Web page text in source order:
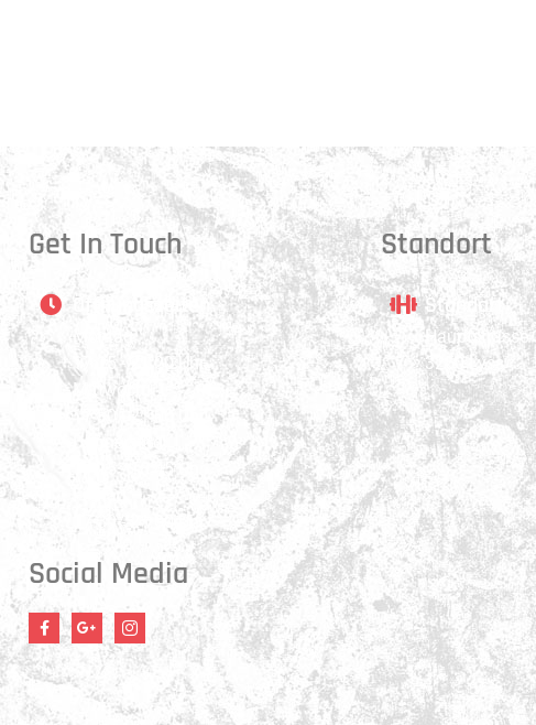
Get In Touch
Öffnungszeiten
Montag:
17:15 - 21:00 Uhr
Mittwoch:
17:30 - 21:00 Uhr
Donnerstag:
17:15 - 18:45 Uhr
Freitag:
17:30 - 21:00 Uhr
Social Media
Standort
Standort
Hauptstrasse
3250 Lyss